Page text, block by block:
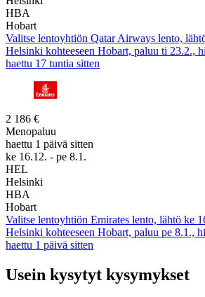
HBA
Hobart
Valitse lentoyhtiön Qatar Airways lento,
Helsinki kohteeseen Hobart, paluu ti 23.2.,
haettu 17 tuntia sitten
2 186 €
Menopaluu
haettu 1 päivä sitten
ke 16.12. - pe 8.1.
HEL
Helsinki
HBA
Hobart
Valitse lentoyhtiön Emirates lento, lähtö ke
Helsinki kohteeseen Hobart, paluu pe 8.1.,
haettu 1 päivä sitten
Usein kysytyt kysymykset